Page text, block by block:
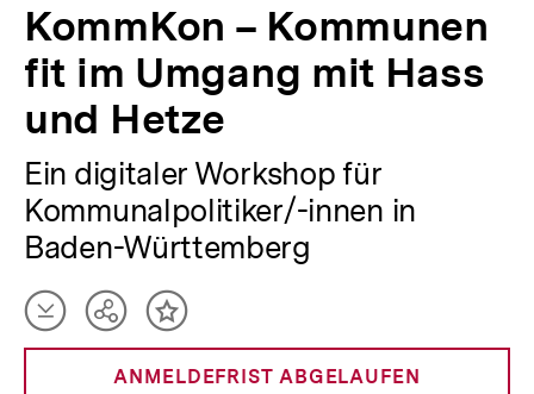
Umgang
mit
Hass
und
Hetze
bpb.de
KommKon – Kommunen
fit im Umgang mit Hass
und Hetze
Ein digitaler Workshop für
Kommunalpolitiker/-innen in
Baden-Württemberg
ANMELDEFRIST ABGELAUFEN
Artikel
herunterladen
Teilen
Optionen
anzeigen
Inhalt
merken